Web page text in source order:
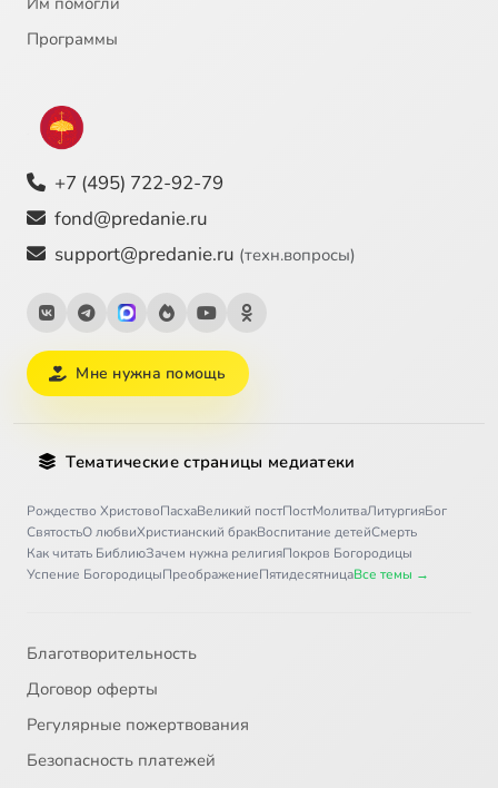
Программы
+7 (495) 722-92-79
fond@predanie.ru
support@predanie.ru (техн.вопросы)
Мне нужна помощь
Тематические страницы медиатеки
Рождество ХристовоПасхаВеликий постПостМолитваЛитургияБог
СвятостьО любвиХристианский бракВоспитание детейСмерть
Как читать БиблиюЗачем нужна религияПокров Богородицы
Успение БогородицыПреображениеПятидесятницаВсе темы →
Благотворительность
Договор оферты
Регулярные пожертвования
Безопасность платежей